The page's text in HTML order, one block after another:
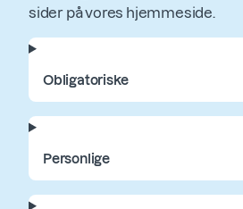
sider på vores hjemmeside.
Obligatoriske
Personlige